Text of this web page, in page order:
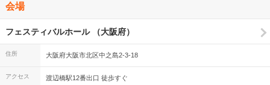
会場
フェスティバルホール （大阪府）
住所 大阪府大阪市北区中之島2-3-18
アクセス
渡辺橋駅12番出口 徒歩すぐ